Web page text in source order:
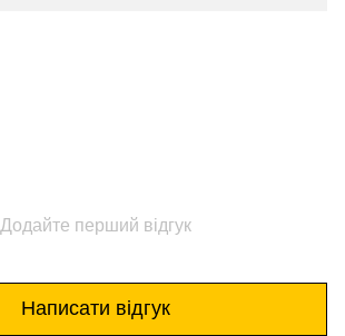
Додайте перший відгук
Написати відгук